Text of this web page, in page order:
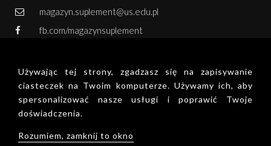
magazyn.suplement@us.edu.pl
fb.com/magazynsuplement
Zapisz się do newslettera!
Używając tej strony, zgadzasz się na zapisywanie
ciasteczek na Twoim komputerze. Używamy ich, aby
spersonalizować nasze usługi i poprawić Twoje
doświadczenia.
Rozumiem, zamknij to okno